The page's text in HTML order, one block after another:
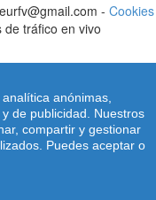
- Cookies
de tráfico en vivo
anónimas,
de publicidad. Nuestros
compartir y gestionar
Puedes aceptar o